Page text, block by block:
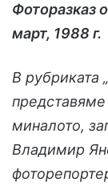
Фоторазказ
март, 1988 г.
В рубриката
миналото,
Владимир